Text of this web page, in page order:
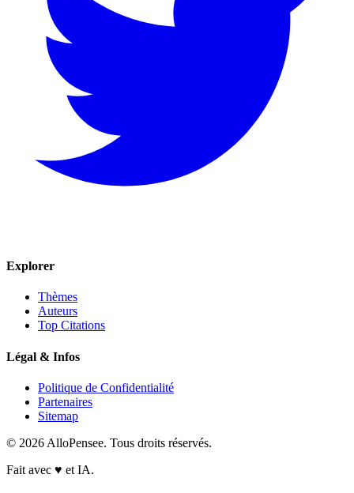
Explorer
Thèmes
Auteurs
Top Citations
Légal & Infos
Politique de Confidentialité
Partenaires
Sitemap
© 2026 AlloPensee. Tous droits réservés.
Fait avec ♥ et IA.